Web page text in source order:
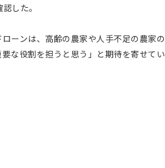
した。
ーンは、高齢の農家や人手不足の農家の
な役割を担うと思う」と期待を寄せてい